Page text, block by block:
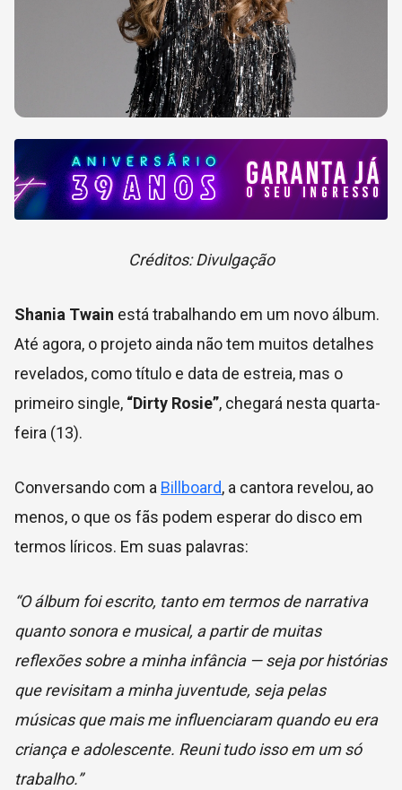
Créditos: Divulgação
Shania Twain está trabalhando em um novo álbum.
Até agora, o projeto ainda não tem muitos detalhes
revelados, como título e data de estreia, mas o
primeiro single, “Dirty Rosie”, chegará nesta quarta-
feira (13).
Conversando com a Billboard, a cantora revelou, ao
menos, o que os fãs podem esperar do disco em
termos líricos. Em suas palavras:
“O álbum foi escrito, tanto em termos de narrativa
quanto sonora e musical, a partir de muitas
reflexões sobre a minha infância — seja por histórias
que revisitam a minha juventude, seja pelas
músicas que mais me influenciaram quando eu era
criança e adolescente. Reuni tudo isso em um só
trabalho.”